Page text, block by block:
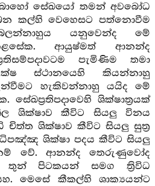
සේඛයෝ තමන් අවබෝධ
කල්හි වෙහෙසට පත්නොවීම
යනුවෙන්ද මේ
ආයුෂ්මත් ආනන්ද
පැමිණිම තමා
ස්ථානයෙහි කියන්නාහු
හැකිවන්නාහු යයිද මේ
සේඛප්‍රතිපදාවෙහි ශික්ෂාත්‍රයක්
ශික්ෂාව කීවිට සියලු විනය
චිත්ත ශික්ෂාව කීවිට සියලු සුත්‍ර
ශික්ෂා පදය කීවිට සියලු
වේ. ආනන්ද තෙරුණුවෝද
තුන් පිටකයන් සමග ත්‍රිවිධ
මෙසේ කීකල්හි ශාක්‍යයන්ට